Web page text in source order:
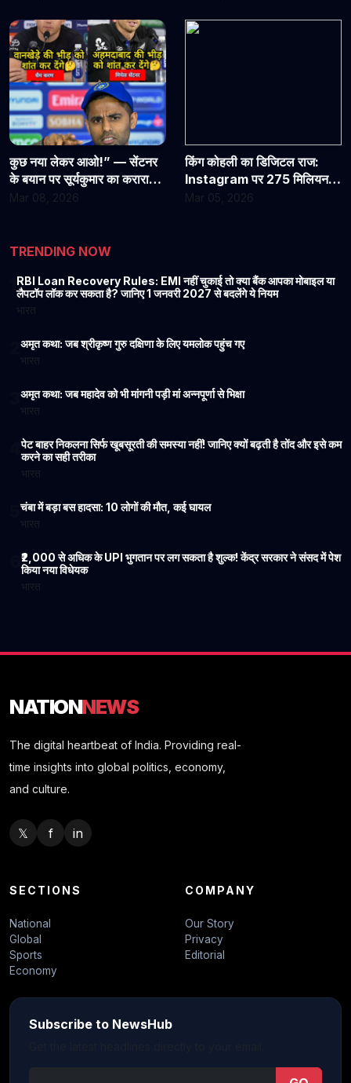
कुछ नया लेकर आओ!” — सेंटनर
के बयान पर सूर्यकुमार का करारा
जवाब, फाइनल से पहले गरमाया
Mar 08, 2026
किंग कोहली का डिजिटल राज:
Instagram पर 275 मिलियन
फॉलोअर्स का ऐतिहासिक आंकड़ा
Mar 05, 2026
TRENDING NOW
RBI Loan Recovery Rules: EMI नहीं चुकाई तो क्या बैंक आपका मोबाइल या
लैपटॉप लॉक कर सकता है? जानिए 1 जनवरी 2027 से बदलेंगे ये नियम
अमृत कथा: जब श्रीकृष्ण गुरु दक्षिणा के लिए यमलोक पहुंच गए
अमृत कथा: जब महादेव को भी मांगनी पड़ी मां अन्नपूर्णा से भिक्षा
4पेट बाहर निकलना सिर्फ खूबसूरती की समस्या नहीं! जानिए क्यों बढ़ती है तोंद और इसे कम
करने का सही तरीका
5चंबा में बड़ा बस हादसा: 10 लोगों की मौत, कई घायल
₹2,000 से अधिक के UPI भुगतान पर लग सकता है शुल्क! केंद्र सरकार ने संसद में पेश
किया नया विधेयक
NATIONNEWS
The digital heartbeat of India. Providing real-
time insights into global politics, economy,
and culture.
𝕏 f in
SECTIONS
National
Global
Sports
Economy
COMPANY
Our Story
Privacy
Editorial
Subscribe to NewsHub